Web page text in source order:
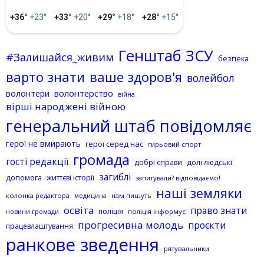
+36° +23° +33° +20° +29° +18° +28° +15°
#Залишайся_живим Генштаб ЗСУ безпека
варто знати ваше здоров'я волейбол
волонтери волонтерство війна
вірші народжені війною
генеральний штаб повідомляє
герої не вмирають герої серед нас гирьовий спорт
гості редакції громада добрі справи долі людські
допомога життєві історії загиблі запитували? відповідаємо!
колонка редактора
медицина нам пишуть наші земляки
новини громади освіта поліція поліція інформує право знати
працевлаштування прогресивна молодь проєкти
ранкове зведення рятувальники